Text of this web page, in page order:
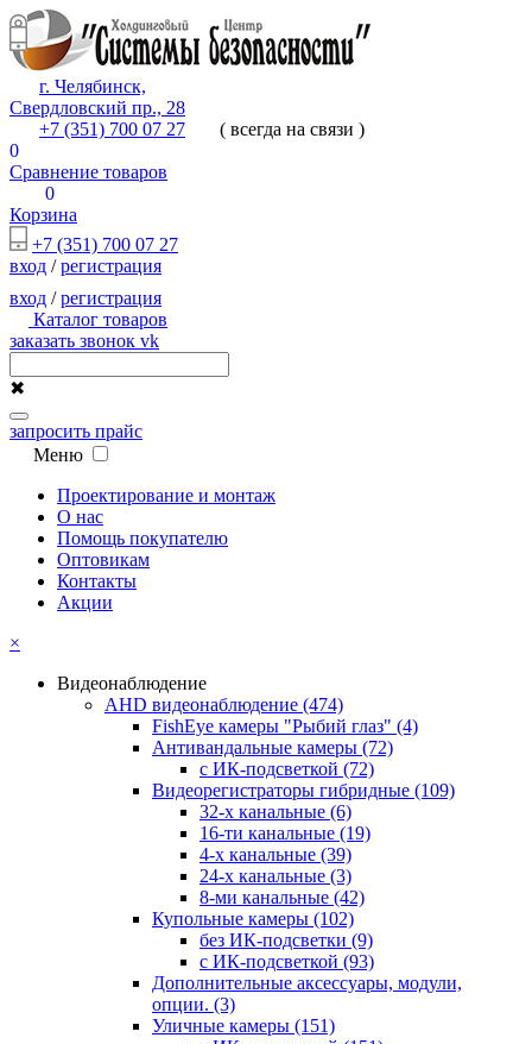
г. Челябинск,
Свердловский пр., 28
+7 (351) 700 07 27
( всегда на связи )
0
Сравнение товаров
0
Корзина
+7 (351) 700 07 27
вход /регистрация
вход /регистрация
Каталог товаров
заказать звонок vk
✖
запросить прайс
Меню
Проектирование и монтаж
О нас
Помощь покупателю
Оптовикам
Контакты
Акции
×
Видеонаблюдение
AHD видеонаблюдение (474)
FishEye камеры "Рыбий глаз" (4)
Антивандальные камеры (72)
с ИК-подсветкой (72)
Видеорегистраторы гибридные (109)
32-х канальные (6)
16-ти канальные (19)
4-х канальные (39)
24-х канальные (3)
8-ми канальные (42)
Купольные камеры (102)
без ИК-подсветки (9)
с ИК-подсветкой (93)
Дополнительные аксессуары, модули,
опции. (3)
Уличные камеры (151)